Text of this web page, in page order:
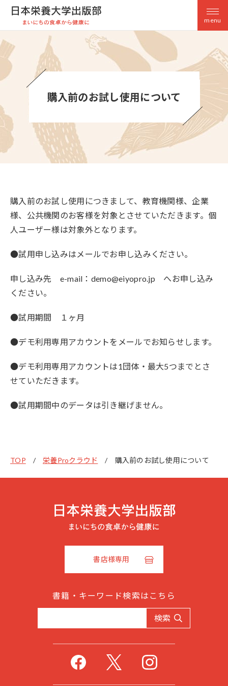
menu
購入前のお試し使用について
購入前のお試し使用につきまして、教育機関様、企業
様、公共機関のお客様を対象とさせていただきます。個
人ユーザー様は対象外となります。
●試用申し込みはメールでお申し込みください。
申し込み先 e-mail：demo@eiyopro.jp へお申し込み
ください。
●試用期間 １ヶ月
●デモ利用専用アカウントをメールでお知らせします。
●デモ利用専用アカウントは1団体・最大5つまでとさ
せていただきます。
●試用期間中のデータは引き継げません。
TOP 栄養Proクラウド 購入前のお試し使用について
書店様専用
書籍・キーワード検索はこちら
検索